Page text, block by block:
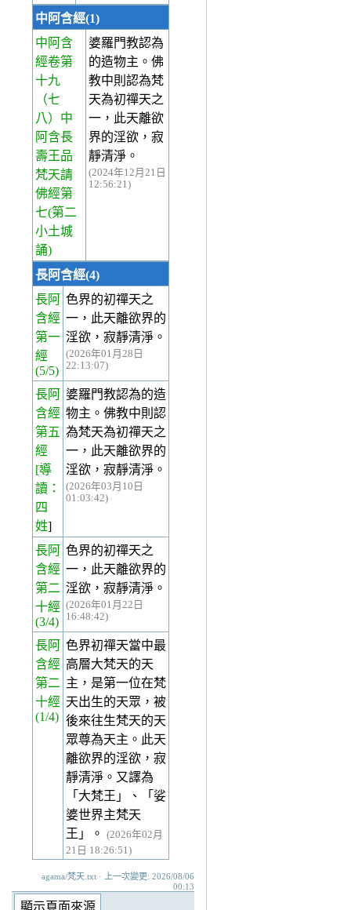
中阿含經(1)
中阿含
經卷第
十九
（七
八）中
阿含長
壽王品
梵天請
佛經第
七(第二
小土城
誦)
婆羅門教認為
的造物主。佛
教中則認為梵
天為初禪天之
一，此天離欲
界的淫欲，寂
靜清淨。
(2024年12月21日
12:56:21)
長阿含經(4)
長阿
含經
第一
經
(5/5)
色界的初禪天之
一，此天離欲界的
淫欲，寂靜清淨。
(2026年01月28日
22:13:07)
長阿
含經
第五
經
[導
讀：
四
姓]
婆羅門教認為的造
物主。佛教中則認
為梵天為初禪天之
一，此天離欲界的
淫欲，寂靜清淨。
(2026年03月10日
01:03:42)
長阿
含經
第二
十經
(3/4)
色界的初禪天之
一，此天離欲界的
淫欲，寂靜清淨。
(2026年01月22日
16:48:42)
長阿
含經
第二
十經
(1/4)
色界初禪天當中最
高層大梵天的天
主，是第一位在梵
天出生的天眾，被
後來往生梵天的天
眾尊為天主。此天
離欲界的淫欲，寂
靜清淨。又譯為
「大梵王」、「娑
婆世界主梵天
王」。
(2026年02月
21日 18:26:51)
agama/梵天.txt · 上一次變更: 2026/08/06
00:13